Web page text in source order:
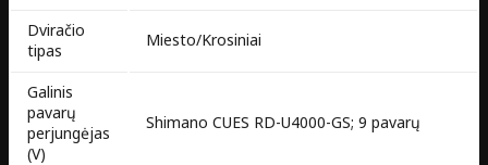
Dviračio
tipas
Miesto/Krosiniai
Galinis
pavarų
perjungėjas
(V)
Shimano CUES RD-U4000-GS; 9 pavarų